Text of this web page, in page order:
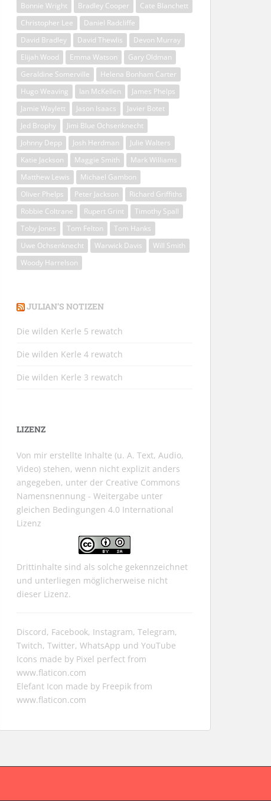
Bonnie Wright
Bradley Cooper
Cate Blanchett
Christopher Lee
Daniel Radcliffe
David Bradley
David Thewlis
Devon Murray
Elijah Wood
Emma Watson
Gary Oldman
Geraldine Somerville
Helena Bonham Carter
Hugo Weaving
Ian McKellen
James Phelps
Jamie Waylett
Jason Isaacs
Javier Botet
Jed Brophy
Jimi Blue Ochsenknecht
Johnny Depp
Josh Herdman
Julie Walters
Katie Jackson
Maggie Smith
Mark Williams
Matthew Lewis
Michael Gambon
Oliver Phelps
Peter Jackson
Richard Griffiths
Robbie Coltrane
Rupert Grint
Timothy Spall
Toby Jones
Tom Felton
Tom Hanks
Uwe Ochsenknecht
Warwick Davis
Will Smith
Woody Harrelson
JULIAN’S NOTIZEN
Die wilden Kerle 5 rewatch
Die wilden Kerle 4 rewatch
Die wilden Kerle 3 rewatch
LIZENZ
Von mir erstellte Inhalte (u. A. Text, Audio,
Video) stehen, wenn nicht explizit anders
angegeben, unter der Creative Commons
Namensnennung - Weitergabe unter
gleichen Bedingungen 4.0 International
Lizenz
Drittinhalte sind als solche gekennzeichnet
und unterliegen möglicherweise nicht
dieser Lizenz.
Discord, Facebook, Instagram, Telegram,
Twitch, Twitter, WhatsApp und YouTube
Icons made by Pixel perfect from
www.flaticon.com
Elefant Icon made by Freepik from
www.flaticon.com